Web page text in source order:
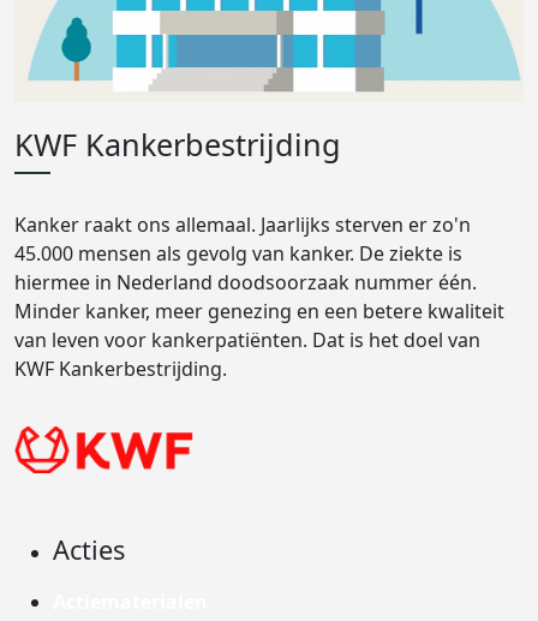
KWF Kankerbestrijding
Kanker raakt ons allemaal. Jaarlijks sterven er zo'n
45.000 mensen als gevolg van kanker. De ziekte is
hiermee in Nederland doodsoorzaak nummer één.
Minder kanker, meer genezing en een betere kwaliteit
van leven voor kankerpatiënten. Dat is het doel van
KWF Kankerbestrijding.
Acties